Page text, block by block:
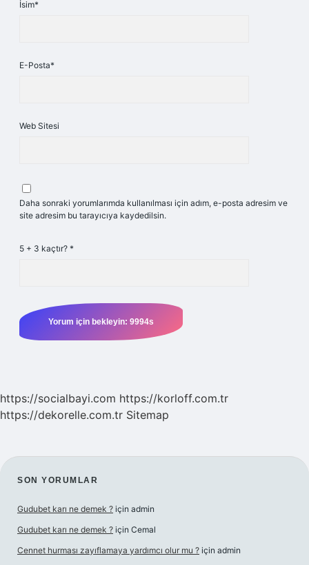
İsim*
E-Posta*
Web Sitesi
Daha sonraki yorumlarımda kullanılması için adım, e-posta adresim ve
site adresim bu tarayıcıya kaydedilsin.
5 + 3 kaçtır? *
https://socialbayi.com https://korloff.com.tr
https://dekorelle.com.tr Sitemap
SIDEBAR
SON YORUMLAR
Gudubet karı ne demek ? için admin
Gudubet karı ne demek ? için Cemal
Cennet hurması zayıflamaya yardımcı olur mu ? için admin